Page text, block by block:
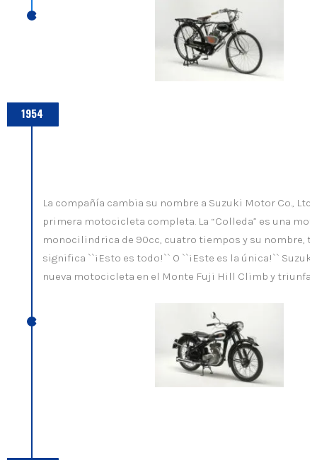
1954
La compañía cambia su nombre a Suzuki Motor Co., Ltd
primera motocicleta completa. La “Colleda” es una
monocilindrica de 90cc, cuatro tiempos y su nombre,
significa ``¡Esto es todo!`` O ``¡Este es la única!``
nueva motocicleta en el Monte Fuji Hill Climb y triunfa